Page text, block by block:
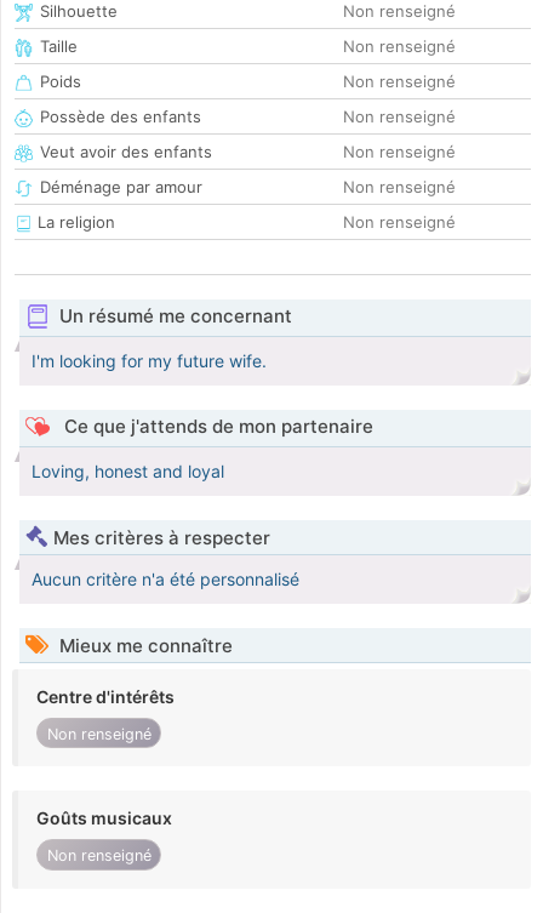
Silhouette
Non renseigné
Taille
Non renseigné
Poids
Non renseigné
Possède des enfants
Non renseigné
Veut avoir des enfants
Non renseigné
Déménage par amour
Non renseigné
La religion
Non renseigné
Un résumé me concernant
I'm looking for my future wife.
Ce que j'attends de mon partenaire
Loving, honest and loyal
Mes critères à respecter
Aucun critère n'a été personnalisé
Mieux me connaître
Centre d'intérêts
Non renseigné
Goûts musicaux
Non renseigné